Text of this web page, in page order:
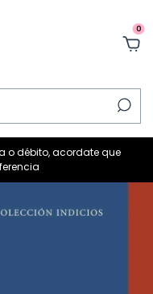
0
o débito, acordate que